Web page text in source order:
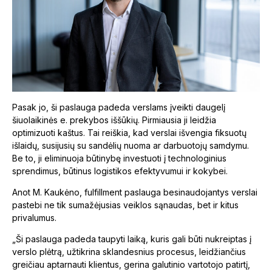
Pasak jo, ši paslauga padeda verslams įveikti daugelį
šiuolaikinės e. prekybos iššūkių. Pirmiausia ji leidžia
optimizuoti kaštus. Tai reiškia, kad verslai išvengia fiksuotų
išlaidų, susijusių su sandėlių nuoma ar darbuotojų samdymu.
Be to, ji eliminuoja būtinybę investuoti į technologinius
sprendimus, būtinus logistikos efektyvumui ir kokybei.
Anot M. Kaukėno, fulfillment paslauga besinaudojantys verslai
pastebi ne tik sumažėjusias veiklos sąnaudas, bet ir kitus
privalumus.
„Ši paslauga padeda taupyti laiką, kuris gali būti nukreiptas į
verslo plėtrą, užtikrina sklandesnius procesus, leidžiančius
greičiau aptarnauti klientus, gerina galutinio vartotojo patirtį,